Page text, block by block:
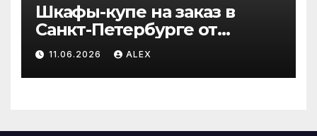
Шкафы-купе на заказ в
Санкт-Петербурге от
производителя по
доступным ценам
11.06.2026 ALEX